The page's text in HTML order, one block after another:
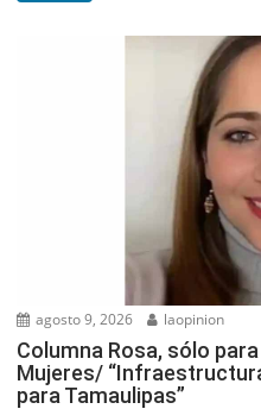
agosto 9, 2026 laopinion
Columna Rosa, sólo para
Mujeres/
para Tamaulipas”